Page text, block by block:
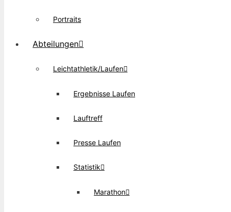
Portraits
Abteilungen
Leichtathletik/Laufen
Ergebnisse Laufen
Lauftreff
Presse Laufen
Statistik
Marathon